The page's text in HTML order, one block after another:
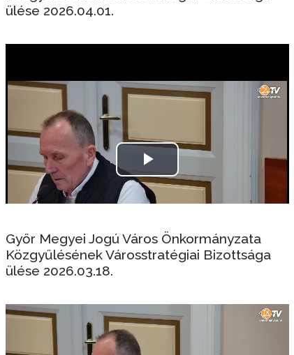
ülése 2026.04.01.
Győr Megyei Jogú Város Önkormányzata
Közgyűlésének Városstratégiai Bizottsága
ülése 2026.03.18.